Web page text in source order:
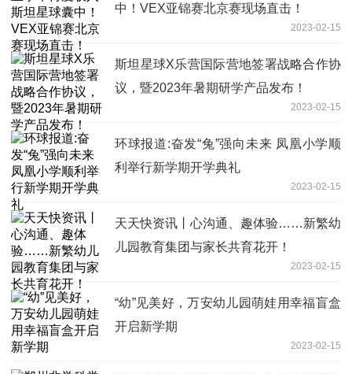
中！VEX亚锦赛北京赛现场直击！
2023-02-15
斯坦星球X乐营国际营地签署战略合作协
议，暨2023年暑期研学产品发布！
2023-02-15
环球报道:奋发“兔”强向未来 凤凰小学顺
利举行新学期开学典礼
2023-02-15
天天快资讯丨心沟通、趣体验……新繁幼
儿园教育集团与家长共育花开！
2023-02-15
“幼”见美好，万安幼儿园萌娃用幸福盲盒
开启新学期
2023-02-15